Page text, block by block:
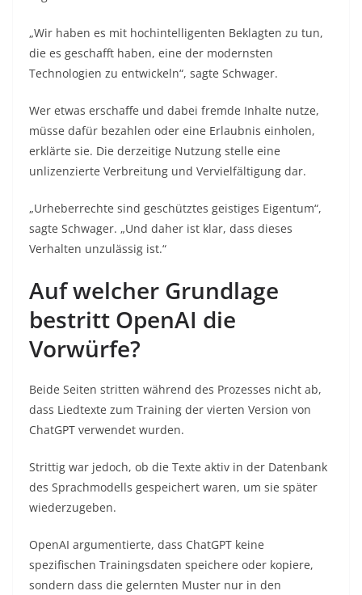
„Wir haben es mit hochintelligenten Beklagten zu tun,
die es geschafft haben, eine der modernsten
Technologien zu entwickeln“, sagte Schwager.
Wer etwas erschaffe und dabei fremde Inhalte nutze,
müsse dafür bezahlen oder eine Erlaubnis einholen,
erklärte sie. Die derzeitige Nutzung stelle eine
unlizenzierte Verbreitung und Vervielfältigung dar.
„Urheberrechte sind geschütztes geistiges Eigentum“,
sagte Schwager. „Und daher ist klar, dass dieses
Verhalten unzulässig ist.“
Auf welcher Grundlage
bestritt OpenAI die
Vorwürfe?
Beide Seiten stritten während des Prozesses nicht ab,
dass Liedtexte zum Training der vierten Version von
ChatGPT verwendet wurden.
Strittig war jedoch, ob die Texte aktiv in der Datenbank
des Sprachmodells gespeichert waren, um sie später
wiederzugeben.
OpenAI argumentierte, dass ChatGPT keine
spezifischen Trainingsdaten speichere oder kopiere,
sondern dass die gelernten Muster nur in den